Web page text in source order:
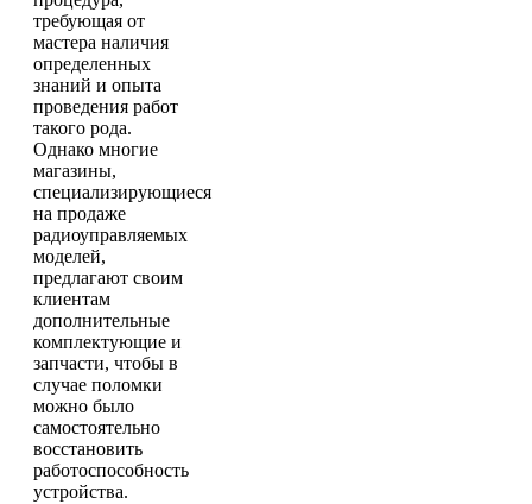
требующая от
мастера наличия
определенных
знаний и опыта
проведения работ
такого рода.
Однако многие
магазины,
специализирующиеся
на продаже
радиоуправляемых
моделей,
предлагают своим
клиентам
дополнительные
комплектующие и
запчасти, чтобы в
случае поломки
можно было
самостоятельно
восстановить
работоспособность
устройства.